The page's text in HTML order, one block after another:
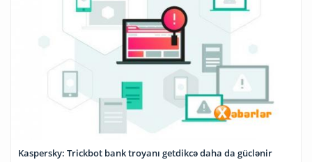
Kaspersky: Trickbot bank troyanı getdikcə daha da güclənir